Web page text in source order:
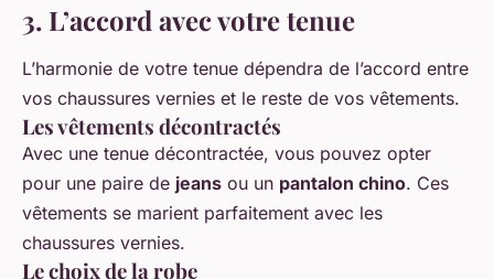
3. L’accord avec votre tenue
L’harmonie de votre tenue dépendra de l’accord entre
vos chaussures vernies et le reste de vos vêtements.
Les vêtements décontractés
Avec une tenue décontractée, vous pouvez opter
pour une paire de jeans ou un pantalon chino. Ces
vêtements se marient parfaitement avec les
chaussures vernies.
Le choix de la robe